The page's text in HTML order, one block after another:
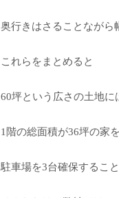
奥行きはさることながら
これらをまとめると
60坪という広さの土地に
1階の総面積が36坪の家
駐車場を3台確保するこ